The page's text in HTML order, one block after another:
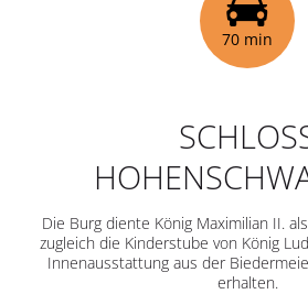
70 min
Die Burg diente König Maximilian II.
zugleich die Kinderstube von König
Innenausstattung aus der
erhalten.